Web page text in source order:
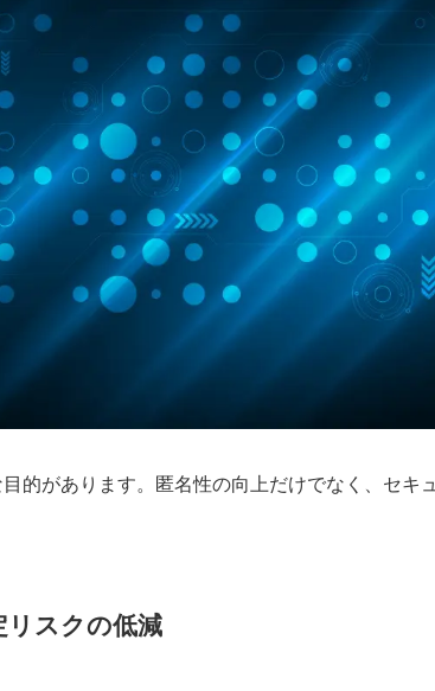
的があります。匿名性の向上だけでなく、セキ
スクの低減